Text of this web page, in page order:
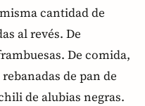
cantidad de
al revés. De
De comida,
de pan de
de alubias negras.